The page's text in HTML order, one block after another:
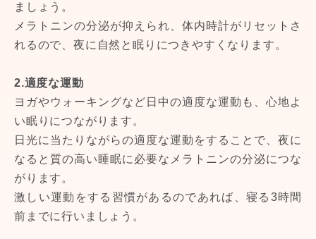
ましょう。
メラトニンの分泌が抑えられ、体内時計がリセットさ
れるので、夜に自然と眠りにつきやすくなります。
2.適度な運動
ヨガやウォーキングなど日中の適度な運動も、心地よ
い眠りにつながります。
日光に当たりながらの適度な運動をすることで、夜に
なると質の高い睡眠に必要なメラトニンの分泌につな
がります。
激しい運動をする習慣があるのであれば、寝る3時間
前までに行いましょう。